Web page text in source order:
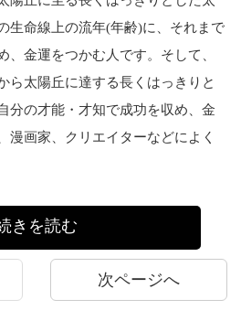
生命線上の流年(年齢)に、それまで
、金運をつかむ人です。そして、
ら太陽丘に達する長くはっきりと
分の才能・才知で成功を収め、金
漫画家、クリエイターなどによく
きを読む
次ページへ